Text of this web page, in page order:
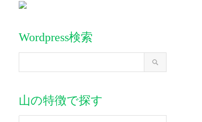
Wordpress検索
山の特徴で探す